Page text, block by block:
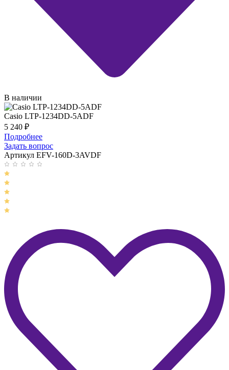
В наличии
Casio LTP-1234DD-5ADF
5 240 ₽
Подробнее
Задать вопрос
Артикул EFV-160D-3AVDF